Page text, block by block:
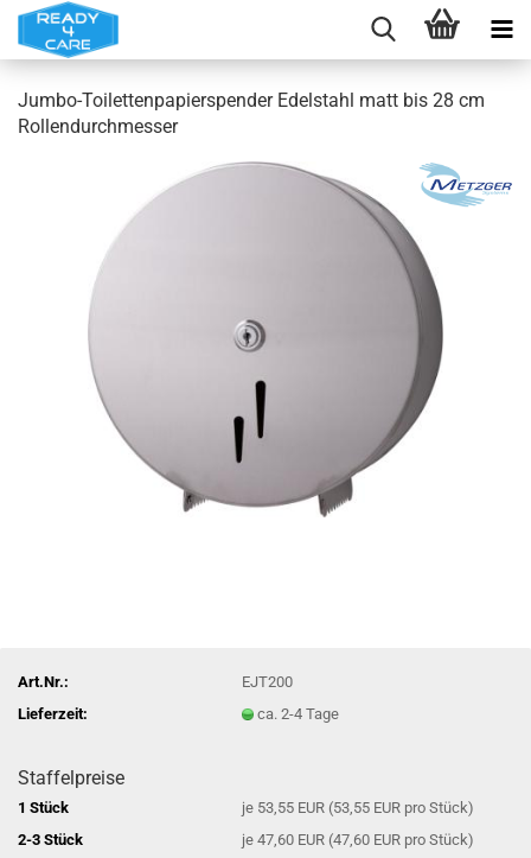
Jumbo-Toilettenpapierspender Edelstahl matt bis 28 cm
Rollendurchmesser
Art.Nr.:
EJT200
Lieferzeit:
ca. 2-4 Tage
Staffelpreise
1 Stück
je 53,55 EUR (53,55 EUR pro Stück)
2-3 Stück
je 47,60 EUR (47,60 EUR pro Stück)